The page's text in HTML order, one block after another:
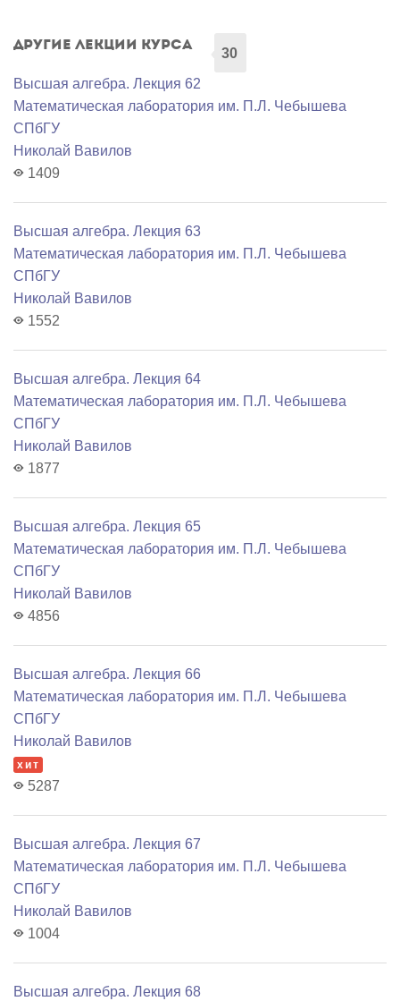
Другие лекции курса
30
Высшая алгебра. Лекция 62
Математичеcкая лаборатория им. П.Л. Чебышева
СПбГУ
Николай Вавилов
1409
Высшая алгебра. Лекция 63
Математичеcкая лаборатория им. П.Л. Чебышева
СПбГУ
Николай Вавилов
1552
Высшая алгебра. Лекция 64
Математичеcкая лаборатория им. П.Л. Чебышева
СПбГУ
Николай Вавилов
1877
Высшая алгебра. Лекция 65
Математичеcкая лаборатория им. П.Л. Чебышева
СПбГУ
Николай Вавилов
4856
Высшая алгебра. Лекция 66
Математичеcкая лаборатория им. П.Л. Чебышева
СПбГУ
Николай Вавилов
хит
5287
Высшая алгебра. Лекция 67
Математичеcкая лаборатория им. П.Л. Чебышева
СПбГУ
Николай Вавилов
1004
Высшая алгебра. Лекция 68